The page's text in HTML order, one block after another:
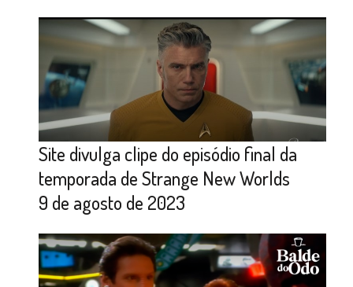
Site divulga clipe do episódio final da
temporada de Strange New Worlds
9 de agosto de 2023